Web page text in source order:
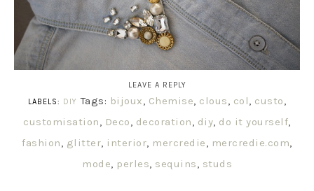
LEAVE A REPLY
LABELS: DIY Tags: bijoux, Chemise, clous, col, custo,
customisation, Deco, decoration, diy, do it yourself,
fashion, glitter, interior, mercredie, mercredie.com,
mode, perles, sequins, studs